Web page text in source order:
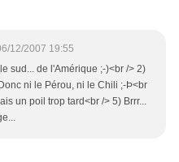
12/2007 19:55
sud... de l'Amérique ;-)<br /> 2)
ni le Pérou, ni le Chili ;-Þ<br
un poil trop tard<br /> 5) Brrr...